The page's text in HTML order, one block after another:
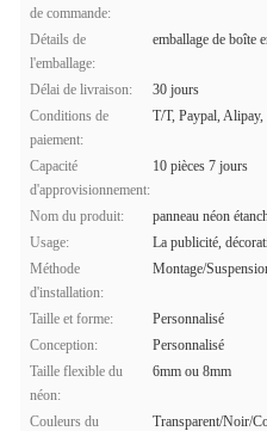
de commande:
Détails de
l'emballage:
emballage de boîte
Délai de livraison:
30 jours
Conditions de
paiement:
T/T, Paypal, Alipay,
Capacité
d'approvisionnement:
10 pièces 7 jours
Nom du produit:
panneau néon
Usage:
La publicité,
Méthode
d'installation:
Montage/
Taille et forme:
Personnalisé
Conception:
Personnalisé
Taille flexible du
néon:
6mm ou 8mm
Couleurs du
Transparent/Noir/